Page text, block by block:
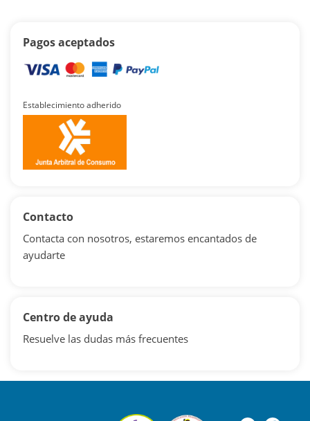
Pagos aceptados
Establecimiento adherido
Contacto
Contacta con nosotros, estaremos encantados de
ayudarte
Centro de ayuda
Resuelve las dudas más frecuentes